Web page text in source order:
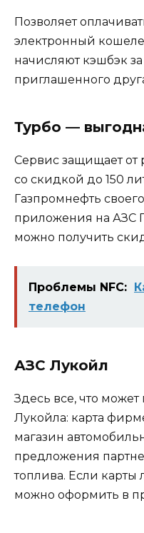
Позволяет
электронный
начисляют кэшбэк за
приглашенного
Турбо —
Сервис защищает от
со скидкой до 150
Газпромнефть
приложения на АЗС
можно получить
Проблемы NFC:
телефон
АЗС Лукойл
Здесь все, что
Лукойла: карта
магазин
предложения
топлива. Если карты
можно оформить в